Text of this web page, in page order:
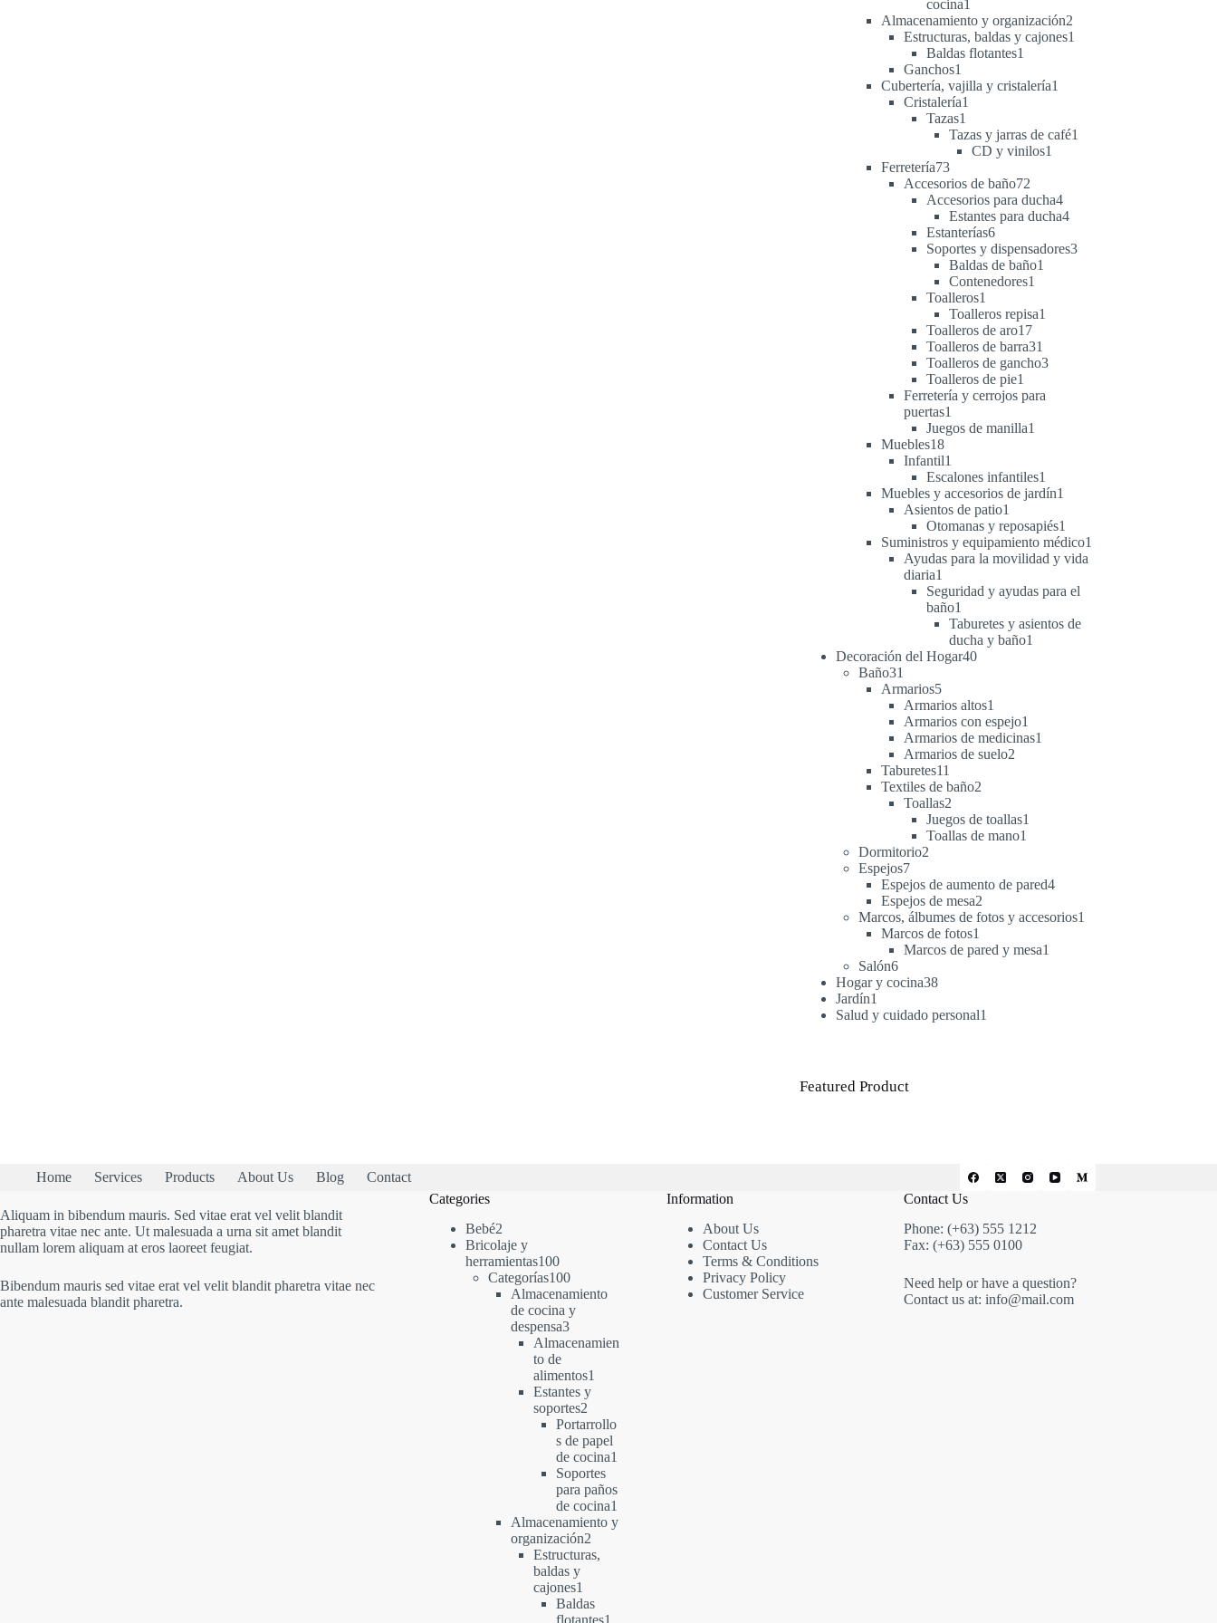
cocina1
producto
Almacenamiento y organización2
Estructuras, baldas y cajones1
Baldas flotantes1
Ganchos1
producto
Cubertería, vajilla y cristalería1
Cristalería1
Tazas1
producto
Tazas y jarras de café1
CD y vinilos1
Ferretería7373
productos
Accesorios de baño72
productos
Accesorios para ducha44
productos
Estantes para ducha44
Estanterías66
productos
Soportes y dispensadores33
Baldas de baño1
Contenedores1
Toalleros1
producto
Toalleros repisa1
Toalleros de aro1717
productos
Toalleros de barra31
productos
Toalleros de gancho33
Toalleros de pie1
producto
Ferretería y cerrojos para
puertas1
producto
Juegos de manilla1
Muebles1818
productos
Infantil1
producto
Escalones infantiles1
producto
Muebles y accesorios de jardín1
Asientos de patio1
producto
Otomanas y reposapiés1
producto
Suministros y equipamiento médico1
Ayudas para la movilidad y vida
diaria1
producto
Seguridad y ayudas para el
baño1
producto
Taburetes y asientos de
ducha y baño1
Decoración del Hogar4040
Baño31
productos
Armarios55
productos
Armarios altos1
producto
Armarios con espejo1
producto
Armarios de medicinas1
Armarios de suelo2
Taburetes11
productos
Textiles de baño2
Toallas2
productos
Juegos de toallas1
Toallas de mano1
Dormitorio2
Espejos77
productos
Espejos de aumento de pared44
Espejos de mesa2
productos
Marcos, álbumes de fotos y accesorios1
Marcos de fotos1
producto
Marcos de pared y mesa1
Salón66
productos
Hogar y cocina3838
Jardín1
producto
Salud y cuidado personal1
Featured Product
Home Services Products About Us Blog Contact
Aliquam in bibendum mauris. Sed vitae erat vel velit blandit
pharetra vitae nec ante. Ut malesuada a urna sit amet blandit
nullam lorem aliquam at eros laoreet feugiat.
Bibendum mauris sed vitae erat vel velit blandit pharetra vitae nec
ante malesuada blandit pharetra.
Categories
Bebé22
productos
Bricolaje y
herramientas100100
productos
Categorías100100
productos
Almacenamiento
de cocina y
despensa33
productos
Almacenamien
to de
alimentos1
Estantes y
soportes22
productos
Portarrollo
s de papel
de cocina1
Soportes
para paños
de cocina1
producto
Almacenamiento y
organización22
productos
Estructuras,
baldas y
cajones1
producto
Baldas
flotantes1
Information
About Us
Contact Us
Terms & Conditions
Privacy Policy
Customer Service
Contact Us
Phone: (+63) 555 1212
Fax: (+63) 555 0100
Need help or have a question?
Contact us at: info@mail.com